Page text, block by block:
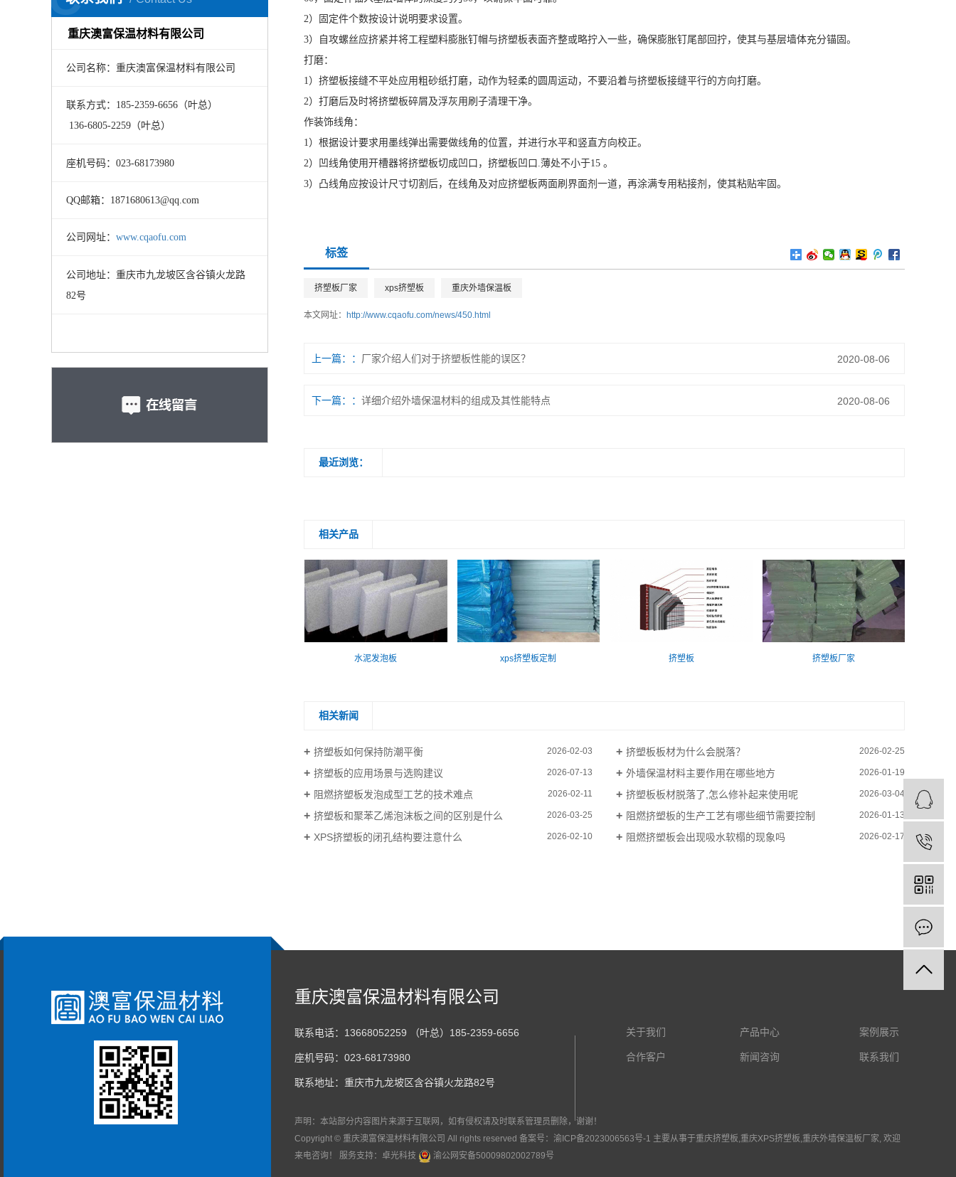
重庆澳富保温材料有限公司
公司名称：重庆澳富保温材料有限公司
联系方式：185-2359-6656（叶总）
136-6805-2259（叶总）
座机号码：023-68173980
QQ邮箱：1871680613@qq.com
公司网址： www.cqaofu.com
公司地址：重庆市九龙坡区含谷镇火龙路
82号
2）固定件个数按设计说明要求设置。
3）自攻螺丝应挤紧并将工程塑料膨胀钉帽与挤塑板表面齐整或略拧入一些，确保膨胀钉尾部回拧，使其与基层墙体充分锚固。
打磨：
1）挤塑板接缝不平处应用粗砂纸打磨，动作为轻柔的圆周运动，不要沿着与挤塑板接缝平行的方向打磨。
2）打磨后及时将挤塑板碎屑及浮灰用刷子清理干净。
作装饰线角：
1）根据设计要求用墨线弹出需要做线角的位置，并进行水平和竖直方向校正。
2）凹线角使用开槽器将挤塑板切成凹口，挤塑板凹口.薄处不小于15 。
3）凸线角应按设计尺寸切割后，在线角及对应挤塑板两面刷界面剂一道，再涂满专用粘接剂，使其粘贴牢固。
标签
挤塑板厂家 xps挤塑板 重庆外墙保温板
本文网址： http://www.cqaofu.com/news/450.html
上一篇： 厂家介绍人们对于挤塑板性能的误区？ 2020-08-06
下一篇： 详细介绍外墙保温材料的组成及其性能特点 2020-08-06
最近浏览：
相关产品
水泥发泡板 xps挤塑板定制 挤塑板 挤塑板厂家
相关新闻
挤塑板如何保持防潮平衡 2026-02-03 挤塑板板材为什么会脱落？ 2026-02-25
挤塑板的应用场景与选购建议 2026-07-13 外墙保温材料主要作用在哪些地方 2026-01-19
阻燃挤塑板发泡成型工艺的技术难点 2026-02-11 挤塑板板材脱落了,怎么修补起来使用呢 2026-03-04
挤塑板和聚苯乙烯泡沫板之间的区别是什么 2026-03-25 阻燃挤塑板的生产工艺有哪些细节需要控制 2026-01-13
XPS挤塑板的闭孔结构要注意什么 2026-02-10 阻燃挤塑板会出现吸水软榻的现象吗 2026-02-17
重庆澳富保温材料有限公司
联系电话：13668052259 （叶总）185-2359-6656
座机号码：023-68173980
联系地址：重庆市九龙坡区含谷镇火龙路82号
关于我们 产品中心 案例展示
合作客户 新闻咨询 联系我们
声明：本站部分内容图片来源于互联网，如有侵权请及时联系管理员删除，谢谢！
Copyright © 重庆澳富保温材料有限公司 All rights reserved 备案号： 渝ICP备2023006563号-1 主要从事于重庆挤塑板,重庆XPS挤塑板,重庆外墙保温板厂家, 欢迎
来电咨询！ 服务支持： 卓光科技 渝公网安备50009802002789号